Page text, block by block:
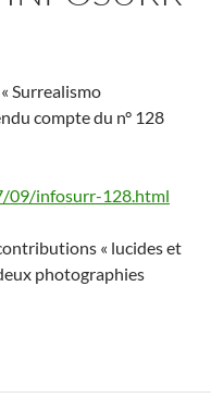
Surrealismo
compte du n° 128
09/infosurr-128.html
« lucides et
photographies